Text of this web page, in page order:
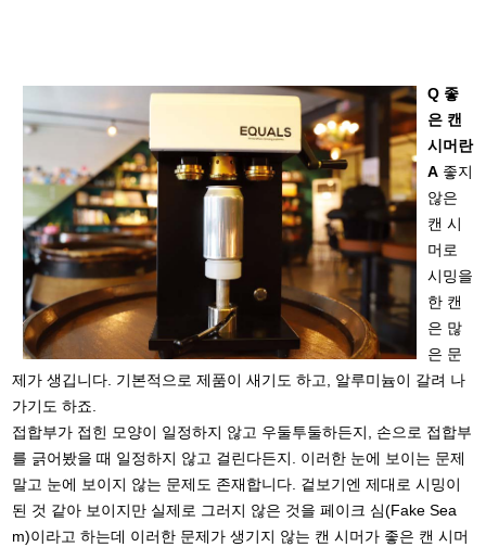
Q 좋
은 캔
시머란
A 좋지
않은
캔 시
머로
시밍을
한 캔
은 많
은 문
제가 생깁니다. 기본적으로 제품이 새기도 하고, 알루미늄이 갈려 나
가기도 하죠.
접합부가 접힌 모양이 일정하지 않고 우둘투둘하든지, 손으로 접합부
를 긁어봤을 때 일정하지 않고 걸린다든지. 이러한 눈에 보이는 문제
말고 눈에 보이지 않는 문제도 존재합니다. 겉보기엔 제대로 시밍이
된 것 같아 보이지만 실제로 그러지 않은 것을 페이크 심(Fake Sea
m)이라고 하는데 이러한 문제가 생기지 않는 캔 시머가 좋은 캔 시머